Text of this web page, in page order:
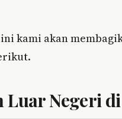
kami akan
Negeri